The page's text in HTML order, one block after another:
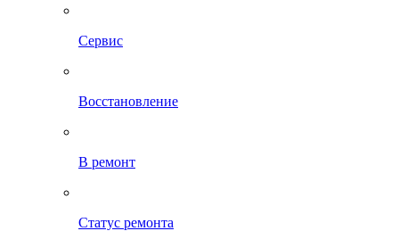
Сервис
Восстановление
В ремонт
Статус ремонта